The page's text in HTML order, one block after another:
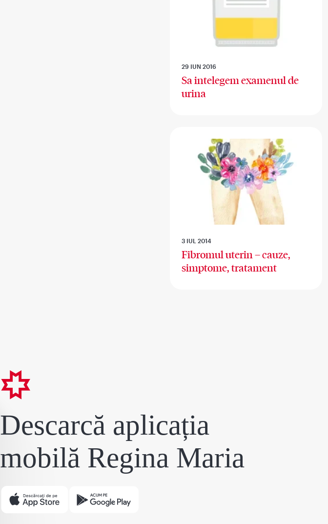
29 IUN 2016
Sa intelegem examenul de
urina
3 IUL 2014
Fibromul uterin – cauze,
simptome, tratament
Descarcă aplicația
mobilă Regina Maria